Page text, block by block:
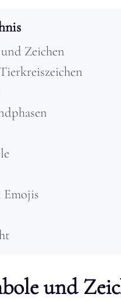
Zeichen
Emojis
und